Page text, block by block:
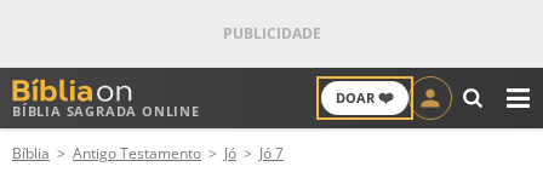
BÍBLIA SAGRADA ONLINE
DOAR ❤️
ANTIGO TESTAMENTO
Bíblia Antigo Testamento Jó Jó 7